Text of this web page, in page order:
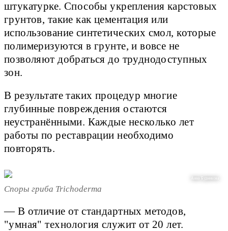
штукатурке. Способы укрепления карстовых
грунтов, такие как цементация или
использование синтетических смол, которые
полимеризуются в грунте, и вовсе не
позволяют добраться до труднодоступных
зон.
В результате таких процедур многие
глубинные повреждения остаются
неустранёнными. Каждые несколько лет
работы по реставрации необходимо
повторять.
Анна Будникова
Споры гриба Trichoderma
— В отличие от стандартных методов,
"умная" технология служит от 20 лет.